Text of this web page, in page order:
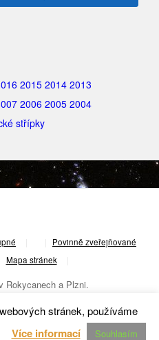
2015 2014 2013
2006 2005 2004
střípky
Povinně zveřejňované
Mapa stránek
Rokycanech a Plzni.
stránek, používáme
Více informací Souhlasím